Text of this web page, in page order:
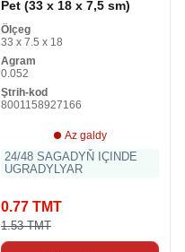
Pet (33 x 18 x 7,5 sm)
Ölçeg
33 x 7.5 x 18
Agram
0.052
Ştrih-kod
8001158927166
Az galdy
24/48 SAGADYŇ IÇINDE
UGRADYLYAR
0.77 TMT
1.53 TMT